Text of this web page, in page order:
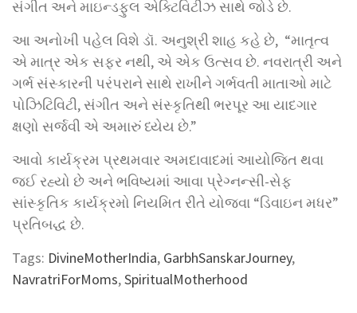
સંગીત અને માઇન્ડફુલ એક્ટિવિટીઝ સાથે જોડે છે.
આ અનોખી પહેલ વિશે ડૉ. અનુશ્રી શાહ કહે છે, “માતૃત્વ
એ માત્ર એક સફર નથી, એ એક ઉત્સવ છે. નવરાત્રી અને
ગર્ભ સંસ્કારની પરંપરાને સાથે રાખીને ગર્ભવતી માતાઓ માટે
પોઝિટિવિટી, સંગીત અને સંસ્કૃતિથી ભરપૂર આ યાદગાર
ક્ષણો સર્જવી એ અમારું ધ્યેય છે.”
આવો કાર્યક્રમ પ્રથમવાર અમદાવાદમાં આયોજિત થવા
જઈ રહ્યો છે અને ભવિષ્યમાં આવા પ્રેગ્નન્સી-સેફ
સાંસ્કૃતિક કાર્યક્રમો નિયમિત રીતે યોજવા “ડિવાઇન મધર”
પ્રતિબદ્ધ છે.
Tags: DivineMotherIndia, GarbhSanskarJourney,
NavratriForMoms,SpiritualMotherhood